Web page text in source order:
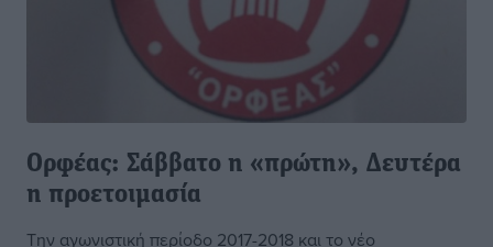
Ορφέας: Σάββατο η «πρώτη», Δευτέρα
η προετοιμασία
Την αγωνιστική περίοδο 2017-2018 και το νέο